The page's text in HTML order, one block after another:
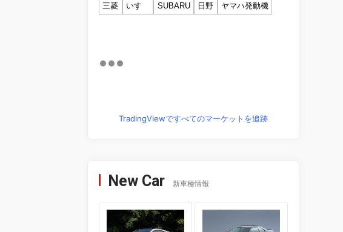
三菱
いすゞ SUBARU 日野 ヤマハ発動機
TradingViewですべてのマーケットを追跡
New Car 新車種情報